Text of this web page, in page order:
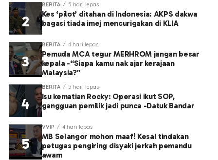
BERITA 5 hari lepas
Kes ‘pilot’ ditahan di Indonesia: AKPS dakwa
bagasi tiada imej mencurigakan di KLIA
BERITA 4 hari lepas
Pemuda MCA tegur MERHROM jangan besar
kepala -“Siapa kamu nak ajar kerajaan
Malaysia?”
BERITA 5 hari lepas
Isu kematian Rocky: Operasi ikut SOP,
gangguan pemilik jadi punca -Datuk Bandar
VVIP 4 hari lepas
MB Selangor mohon maaf! Kesal tindakan
petugas pengiring disyaki jerkah pemandu
awam